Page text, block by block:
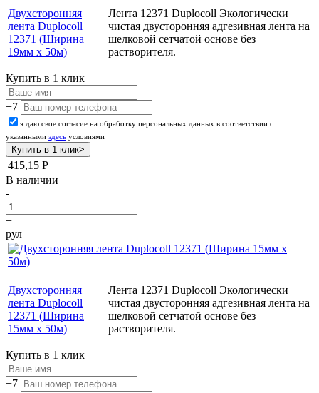
Двухсторонняя
лента Duplocoll
12371 (Ширина
19мм х 50м)
Лента 12371 Duplocoll Экологически
чистая двусторонняя адгезивная лента на
шелковой сетчатой основе без
растворителя.
Купить в 1 клик
+7
я даю свое согласие на обработку персональных данных в соответствии с
указанными здесь условиями
415,15 Р
В наличии
-
+
рул
Двухсторонняя
лента Duplocoll
12371 (Ширина
15мм х 50м)
Лента 12371 Duplocoll Экологически
чистая двусторонняя адгезивная лента на
шелковой сетчатой основе без
растворителя.
Купить в 1 клик
+7